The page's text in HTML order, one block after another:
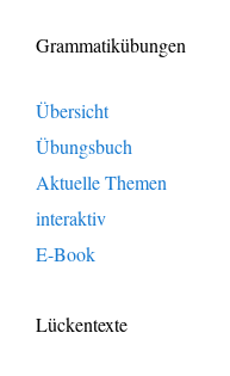
Grammatikübungen
Übersicht
Übungsbuch
Aktuelle Themen
interaktiv
E-Book
Lückentexte